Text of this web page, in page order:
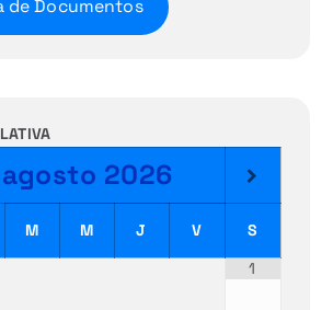
de Documentos
agosto 2026
M M J V
S
1